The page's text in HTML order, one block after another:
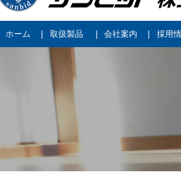
ホーム 取扱製品 会社案内 採用